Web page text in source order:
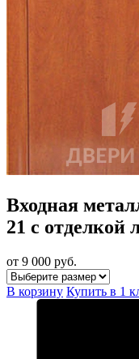
Входная
21 с отделкой
от 9 000 руб.
В корзину Купить в 1